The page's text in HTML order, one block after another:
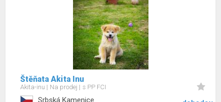
Štěňata Akita Inu
Akita-inu Na prodej s PP FCI
Srbská Kamenice